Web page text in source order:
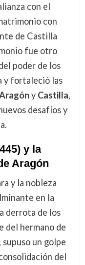
con el
con
de Castilla
fue otro
poder de los
y fortaleció las
y Castilla,
desafíos y
y la
Aragón
y la nobleza
en la
derrota de los
del hermano de
un golpe
del